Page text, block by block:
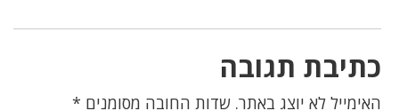
כתיבת תגובה
האימייל לא יוצג באתר. שדות החובה מסומנים*